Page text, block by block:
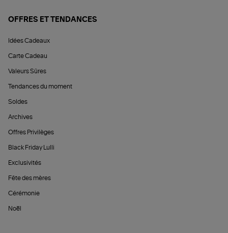
OFFRES ET TENDANCES
Idées Cadeaux
Carte Cadeau
Valeurs Sûres
Tendances du moment
Soldes
Archives
Offres Privilèges
Black Friday Lulli
Exclusivités
Fête des mères
Cérémonie
Noël